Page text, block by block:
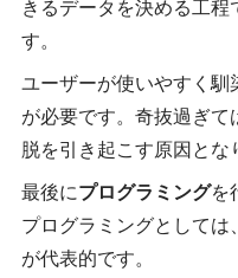
きるデータを決める工程
す。
ユーザーが使いやすく馴
が必要です。奇抜過ぎ
脱を引き起こす原因とな
最後にプログラミングを
プログラミングとしては
が代表的です。